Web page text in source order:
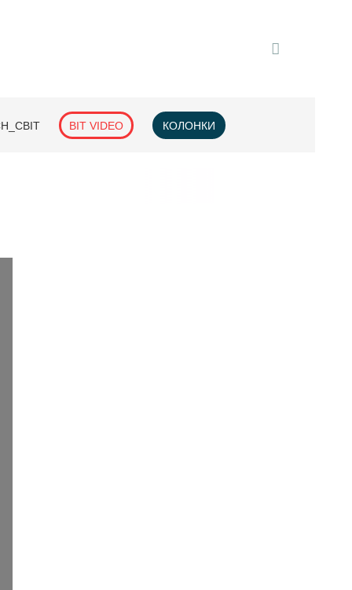
BIT VIDEO КОЛОНКИ